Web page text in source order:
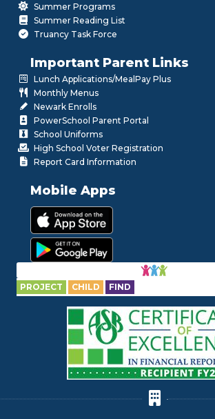
Summer Programs
Summer Reading List
Truancy Task Force
Important Parent Links
Lunch Applications/MealPay Plus
Monthly Menus
Newark Enrolls
PowerSchool Parent Portal
School Uniforms
High School Voter Registration
Report Card Information
Mobile Apps
PROJECT CHILD FIND